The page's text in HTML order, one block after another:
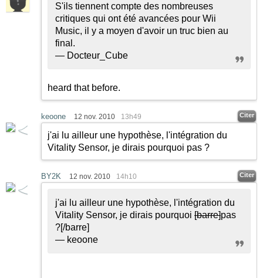
S'ils tiennent compte des nombreuses
critiques qui ont été avancées pour Wii
Music, il y a moyen d'avoir un truc bien au
final.
— Docteur_Cube
heard that before.
keoone 12 nov. 2010 13h49 Citer
j'ai lu ailleur une hypothèse, l'intégration du
Vitality Sensor, je dirais pourquoi pas ?
BY2K 12 nov. 2010 14h10 Citer
j'ai lu ailleur une hypothèse, l'intégration du
Vitality Sensor, je dirais pourquoi [barre]pas
?[/barre]
— keoone